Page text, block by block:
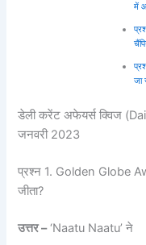
में
जा
डेली करेंट अफेयर्स क्विज
जनवरी 2023
प्रश्न 1. Golden Globe
जीता?
उत्तर –‘Naatu Naatu’ ने